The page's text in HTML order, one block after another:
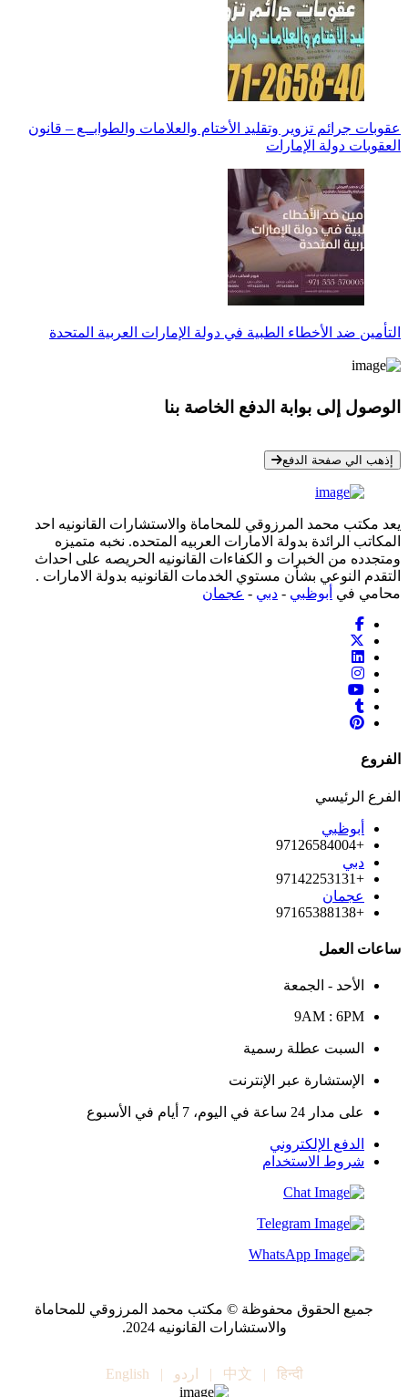
عقوبات جرائم تزوير وتقليد الأختام والعلامات والطوابــع – قانون
العقوبات دولة الإمارات
التأمين ضد الأخطاء الطبية في دولة الإمارات العربية المتحدة
الوصول إلى بوابة الدفع الخاصة بنا
إذهب الي صفحة الدفع
يعد مكتب محمد المرزوقي للمحاماة والاستشارات القانونيه احد
المكاتب الرائدة بدولة الامارات العربيه المتحده. نخبه متميزه
ومتجدده من الخبرات و الكفاءات القانونيه الحريصه على احداث
التقدم النوعي بشأن مستوي الخدمات القانونيه بدولة الامارات .
محامي في أبوظبي - دبي - عجمان
الفروع
الفرع الرئيسي
أبوظبي
+97126584004
دبي
+97142253131
عجمان
+97165388138
ساعات العمل
الأحد - الجمعة
9AM : 6PM
السبت عطلة رسمية
الإستشارة عبر الإنترنت
على مدار 24 ساعة في اليوم، 7 أيام في الأسبوع
الدفع الإلكتروني
شروط الاستخدام
جميع الحقوق محفوظة © مكتب محمد المرزوقي للمحاماة
والاستشارات القانونيه 2024.
中文 | हिन्दी
| اردو |
English